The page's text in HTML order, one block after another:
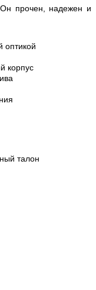
прочен, надежен и
оптикой
корпус
талон